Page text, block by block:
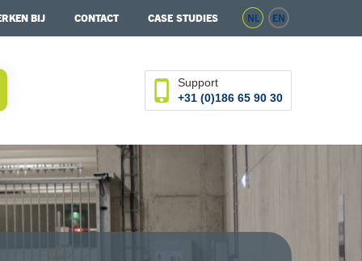
BIJ CONTACT CASE STUDIES NL EN
Support
+31 (0)186 65 90 30